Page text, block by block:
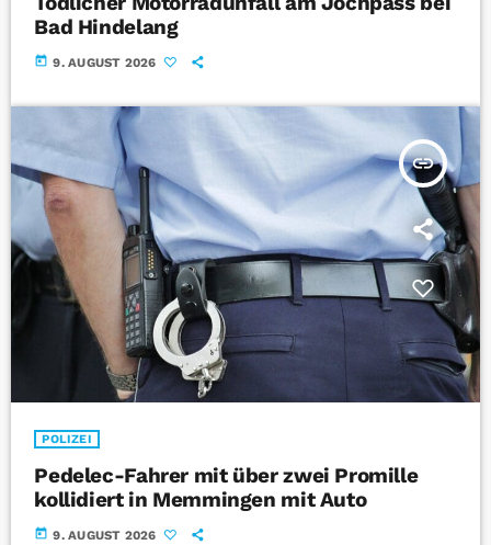
Bad Hindelang
today 9. AUGUST 2026
insert_link
POLIZEI
Pedelec-Fahrer mit über zwei Promille
kollidiert in Memmingen mit Auto
today 9. AUGUST 2026